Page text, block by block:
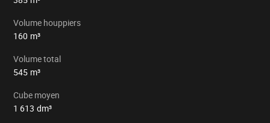
Volume houppiers
160 m³
Volume total
545 m³
Cube moyen
1 613 dm³